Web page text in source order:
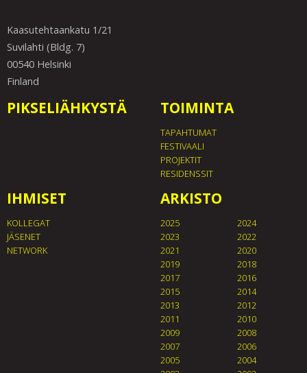
Kaasutehtaankatu 1/21
Suvilahti (Bldg. 7)
00540 Helsinki
Finland
PIKSELIÄHKYSTÄ TOIMINTA
TAPAHTUMAT
FESTIVAALI
PROJEKTIT
RESIDENSSIT
IHMISET
KOLLEGAT
JÄSENET
NETWORK
ARKISTO
2025
2024
2023
2022
2021
2020
2019
2018
2017
2016
2015
2014
2013
2012
2011
2010
2009
2008
2007
2006
2005
2004